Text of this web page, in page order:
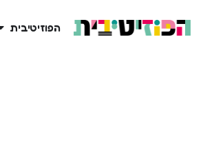
הפוזיטיבית